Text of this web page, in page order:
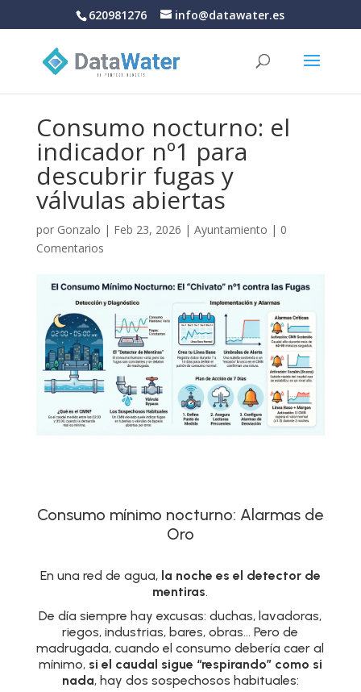
620981276 info@datawater.es
Consumo nocturno: el
indicador nº1 para
descubrir fugas y
válvulas abiertas
por Gonzalo | Feb 23, 2026 | Ayuntamiento | 0
Comentarios
Consumo mínimo nocturno: Alarmas de
Oro
En una red de agua, la noche es el detector de
mentiras.
De día siempre hay excusas: duchas, lavadoras,
riegos, industrias, bares, obras… Pero de
madrugada, cuando el consumo debería caer al
mínimo, si el caudal sigue “respirando” como si
nada, hay dos sospechosos habituales: